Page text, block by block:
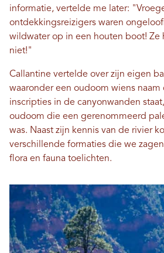
informatie, vertelde me later:
ontdekkingsreizigers waren
wildwater op in een houten boot! Ze
niet!"
Callantine vertelde over zijn eigen
waaronder een oudoom wiens naam
inscripties in de canyonwanden
oudoom die een gerenommeerd
was. Naast zijn kennis van de rivier
verschillende formaties die we
flora en fauna toelichten.